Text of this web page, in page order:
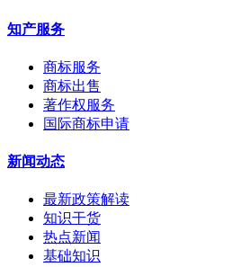
知产服务
商标服务
商标出售
著作权服务
国际商标申请
新闻动态
最新政策解读
知识干货
热点新闻
基础知识